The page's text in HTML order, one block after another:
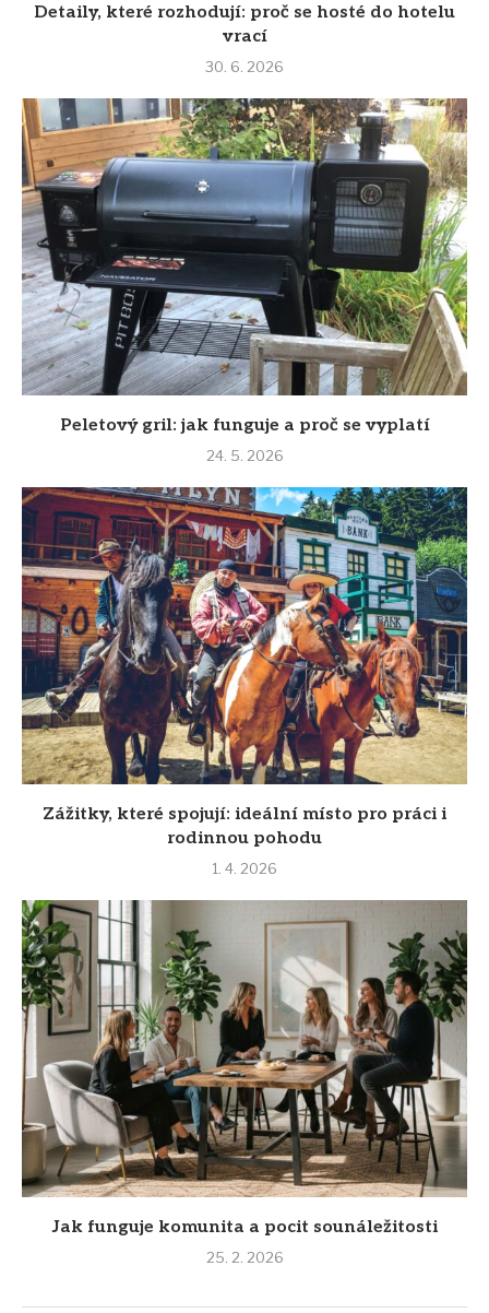
Detaily, které rozhodují: proč se hosté do hotelu
vrací
30. 6. 2026
Peletový gril: jak funguje a proč se vyplatí
24. 5. 2026
Zážitky, které spojují: ideální místo pro práci i
rodinnou pohodu
1. 4. 2026
Jak funguje komunita a pocit sounáležitosti
25. 2. 2026